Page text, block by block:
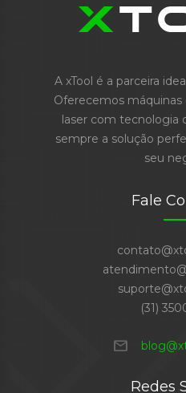
A xTool é a parceira
Oferecemos máquinas
laser com tecnologia
sempre a solução
seu
Fale
(31)
mail
Redes